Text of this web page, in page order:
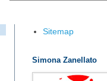
Sitemap
Simona Zanellato